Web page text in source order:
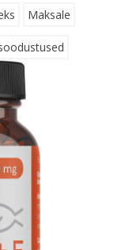
Maksale